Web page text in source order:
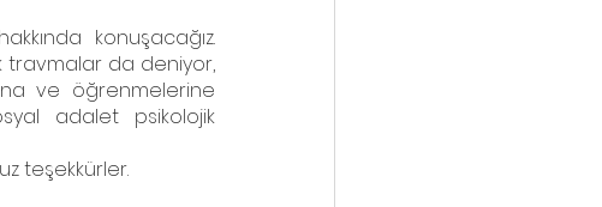
konuşacağız.
travmalar da deniyor,
ve öğrenmelerine
adalet psikolojik
teşekkürler.